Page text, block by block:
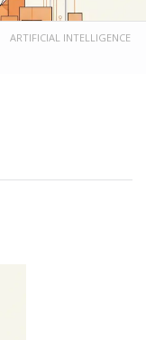
ARTIFICIAL INTELLIGENCE